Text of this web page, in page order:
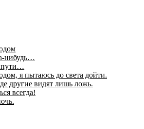
нибудь…
пути…
я пытаюсь до света дойти.
другие видят лишь ложь.
всегда!